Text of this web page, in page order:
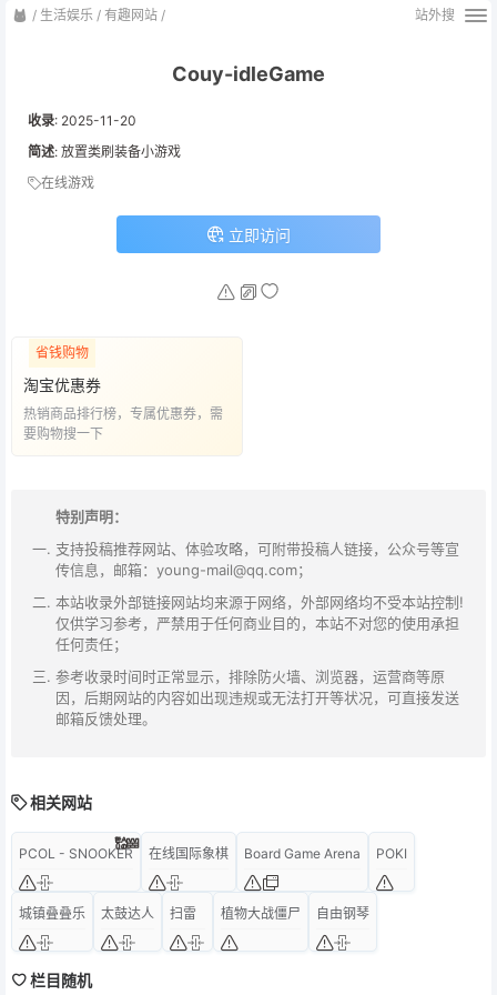
/ 生活娱乐 / 有趣网站 / 站外搜
Couy-idleGame
收录: 2025-11-20
简述: 放置类刷装备小游戏
在线游戏
立即访问
省钱购物
淘宝优惠券
热销商品排行榜，专属优惠券，需
要购物搜一下
特别声明：
支持投稿推荐网站、体验攻略，可附带投稿人链接，公众号等宣
传信息，邮箱：young-mail@qq.com；
本站收录外部链接网站均来源于网络，外部网络均不受本站控制!
仅供学习参考，严禁用于任何商业目的，本站不对您的使用承担
任何责任；
参考收录时间时正常显示，排除防火墙、浏览器，运营商等原
因，后期网站的内容如出现违规或无法打开等状况，可直接发送
邮箱反馈处理。
相关网站
PCOL - SNOOKER 在线国际象棋 Board Game Arena POKI
城镇叠叠乐 太鼓达人 扫雷 植物大战僵尸 自由钢琴
栏目随机